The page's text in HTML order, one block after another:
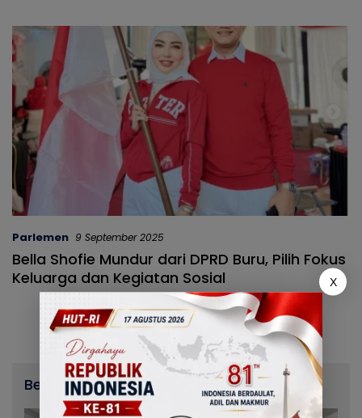
Gorontalo
Parlemen 9 September 2025
Bella Shofie Mundur dari DPRD Buru, Pilih Fokus
Keluarga dan Kegiatan Sosial
Berita Terbaru
X